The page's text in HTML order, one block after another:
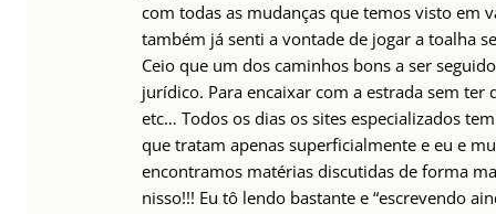
com todas as mudanças que temos visto em
também já senti a vontade de jogar a toalha
Ceio que um dos caminhos bons a ser
jurídico. Para encaixar com a estrada sem ter
etc… Todos os dias os sites especializados
que tratam apenas superficialmente e eu e
encontramos matérias discutidas de forma
nisso!!! Eu tô lendo bastante e “escrevendo